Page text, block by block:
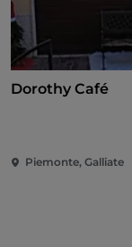
Dorothy Café
Piemonte, Galliate